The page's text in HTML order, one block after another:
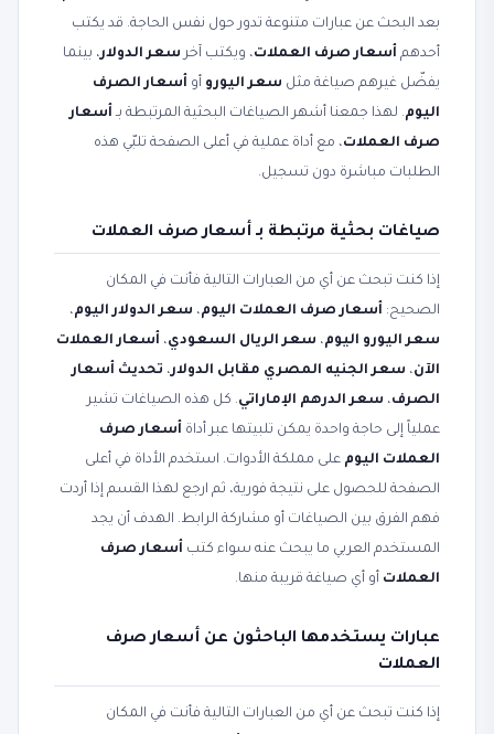
بعد البحث عن عبارات متنوعة تدور حول نفس الحاجة. قد يكتب
أحدهم أسعار صرف العملات، ويكتب آخر سعر الدولار، بينما
يفضّل غيرهم صياغة مثل سعر اليورو أو أسعار الصرف
اليوم. لهذا جمعنا أشهر الصياغات البحثية المرتبطة بـ أسعار
صرف العملات، مع أداة عملية في أعلى الصفحة تلبّي هذه
الطلبات مباشرة دون تسجيل.
صياغات بحثية مرتبطة بـ أسعار صرف العملات
إذا كنت تبحث عن أي من العبارات التالية فأنت في المكان
الصحيح: أسعار صرف العملات اليوم، سعر الدولار اليوم،
سعر اليورو اليوم، سعر الريال السعودي، أسعار العملات
الآن، سعر الجنيه المصري مقابل الدولار، تحديث أسعار
الصرف، سعر الدرهم الإماراتي. كل هذه الصياغات تشير
عملياً إلى حاجة واحدة يمكن تلبيتها عبر أداة أسعار صرف
العملات اليوم على مملكة الأدوات. استخدم الأداة في أعلى
الصفحة للحصول على نتيجة فورية، ثم ارجع لهذا القسم إذا أردت
فهم الفرق بين الصياغات أو مشاركة الرابط. الهدف أن يجد
المستخدم العربي ما يبحث عنه سواء كتب أسعار صرف
العملات أو أي صياغة قريبة منها.
عبارات يستخدمها الباحثون عن أسعار صرف
العملات
إذا كنت تبحث عن أي من العبارات التالية فأنت في المكان